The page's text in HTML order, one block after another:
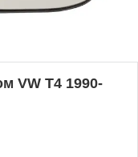
VW T4 1990-